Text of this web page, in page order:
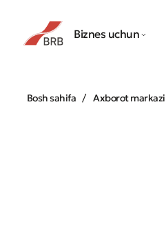
Biznes uchun
Bosh sahifa Axborot markazi